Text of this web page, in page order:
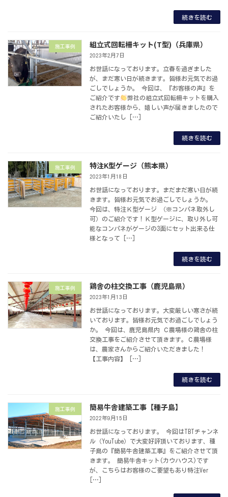
続きを読む
施工事例 組立式回転柵キット(T型)（兵庫県）
2023年2月7日
お世話になっております。立春を過ぎました
が、まだ寒い日が続きます。皆様お元気でお過
ごしでしょうか。 今回は、『お客様の声』を
ご紹介です
弊社の組立式回転柵キットを購入
されたお客様から、嬉しい声が届きましたので
ご紹介いたし […]
続きを読む
施工事例 特注K型ゲージ（熊本県）
2023年1月18日
お世話になっております。まだまだ寒い日が続
きます。皆様お元気でお過ごしでしょうか。
今回は、特注Ｋ型ゲージ （※コンパネ取外し
可）のご紹介です！Ｋ型ゲージに、取り外し可
能なコンパネがゲージの3面にセット出来る仕
様となって […]
続きを読む
施工事例 鶏舎の柱交換工事（鹿児島県）
2023年1月13日
お世話になっております。大変厳しい寒さが続
いております。皆様お元気でお過ごしでしょう
か。 今回は、鹿児島県内 Ｃ農場様の鶏舎の柱
交換工事をご紹介させて頂きます。Ｃ農場様
は、農家さんからご紹介いただきました！
【工事内容】 […]
続きを読む
施工事例 簡易牛舎建築工事【種子島】
2022年9月15日
お世話になっております。 今回はTBTチャンネ
ル（YouTube）で大変好評頂いております、種
子島の『簡易牛舎建築工事』をご紹介させて頂
きます。 簡易牛舎キット(カウハウス)です
が、こちらはお客様のご要望もあり特注Ver
[…]